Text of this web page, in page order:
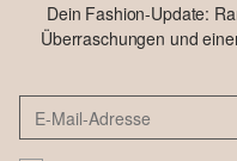
Dein Fashion-Update:
Überraschungen und